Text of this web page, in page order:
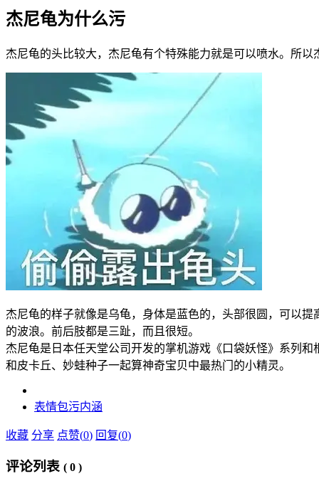
杰尼龟为什么污
杰尼龟的头比较大，杰尼龟有个特殊能力就是可以喷水。所以
杰尼龟的样子就像是乌龟，身体是蓝色的，头部很圆，可以
的波浪。前后肢都是三趾，而且很短。
杰尼龟是日本任天堂公司开发的掌机游戏《口袋妖怪》系列
和皮卡丘、妙蛙种子一起算神奇宝贝中最热门的小精灵。
表情包污内涵
收藏 分享 点赞(0) 回复(0)
评论列表 ( 0 )